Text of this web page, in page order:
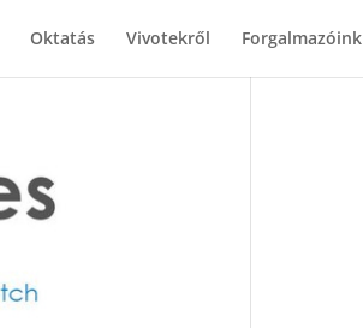
Oktatás Vivotekről Forgalmazóink